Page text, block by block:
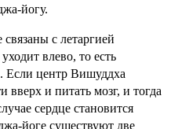
йогу.
с летаргией
влево, то есть
Если центр Вишуддха
вверх и питать мозг, и тогда
сердце становится
йоге существуют две